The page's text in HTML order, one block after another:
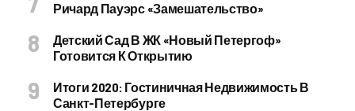
Ричард Пауэрс «Замешательство»
Детский Сад В ЖК «Новый Петергоф»
Готовится К Открытию
Итоги 2020: Гостиничная Недвижимость В
Санкт-Петербурге